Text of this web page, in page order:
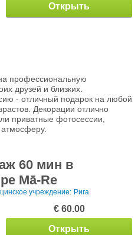
Открыть
профессиональную
друзей и близких.
- отличный подарок на любой
Декорации отлично
приватные фотосессии,
60 мин в
Mā-Re
учреждение: Рига
€ 60.00
Открыть